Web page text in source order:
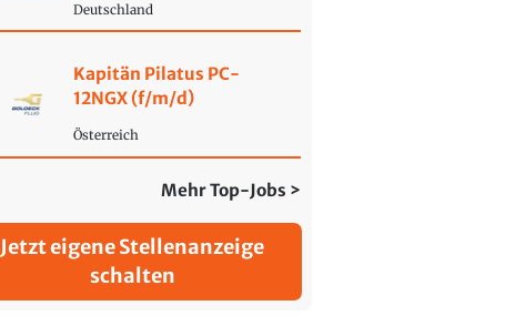
Deutschland
Kapitän Pilatus PC-
12NGX (f/m/d)
Österreich
Mehr Top-Jobs >
Jetzt eigene Stellenanzeige
schalten